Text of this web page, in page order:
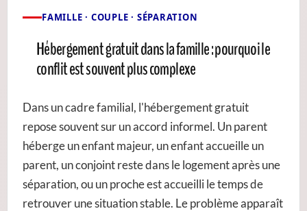
FAMILLE · COUPLE · SÉPARATION
Hébergement gratuit dans la famille : pourquoi le
conflit est souvent plus complexe
Dans un cadre familial, l'hébergement gratuit
repose souvent sur un accord informel. Un parent
héberge un enfant majeur, un enfant accueille un
parent, un conjoint reste dans le logement après une
séparation, ou un proche est accueilli le temps de
retrouver une situation stable. Le problème apparaît